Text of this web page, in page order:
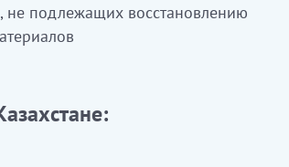
подлежащих восстановлению